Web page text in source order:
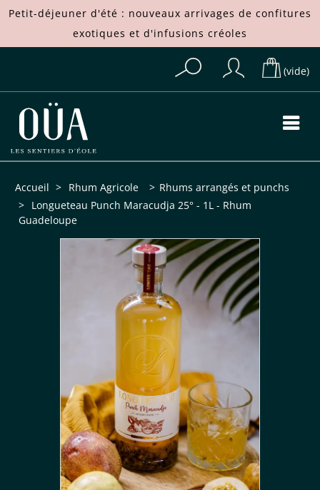
Petit-déjeuner d'été : nouveaux arrivages de confitures
exotiques et d'infusions créoles
(vide)
Accueil > Rhum Agricole > Rhums arrangés et punchs
> Longueteau Punch Maracudja 25° - 1L - Rhum
Guadeloupe